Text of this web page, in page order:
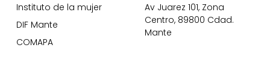
Instituto de la mujer
DIF Mante
COMAPA
Av Juarez 101, Zona
Centro, 89800 Cdad.
Mante